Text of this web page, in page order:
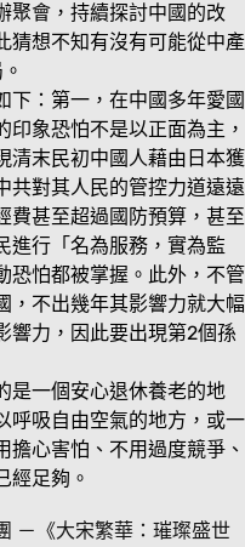
聚會，持續探討中國的改
猜想不知有沒有可能從中產
下：第一，在中國多年愛國
象恐怕不是以正面為主，
清末民初中國人藉由日本獲
共對其人民的管控力道遠遠
費甚至超過國防預算，甚至
進行「名為服務，實為監
恐怕都被掌握。此外，不管
，不出幾年其影響力就大幅
響力，因此要出現第2個孫
是一個安心退休養老的地
呼吸自由空氣的地方，或一
心害怕、不用過度競爭、
經足夠。
－《大宋繁華：璀璨盛世